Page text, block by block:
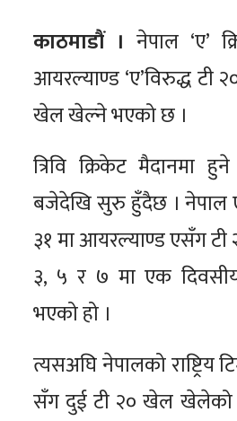
काठमाडौं । नेपाल ‘ए’
आयरल्याण्ड ‘ए’विरुद्ध टी
खेल खेल्ने भएको छ ।
त्रिवि क्रिकेट मैदानमा
बजेदेखि सुरु हुँदैछ । नेपाल ए
३१ मा आयरल्याण्ड एसँग टी
३, ५ र ७ मा एक
भएको हो ।
त्यसअघि नेपालको
सँग दुई टी २० खेल खेलेको